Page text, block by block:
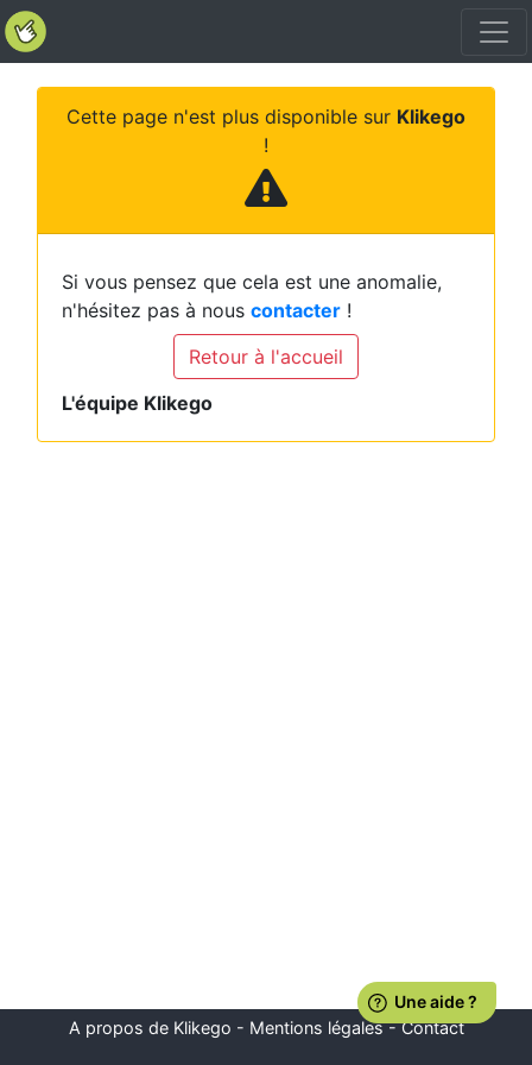
Cette page n'est plus disponible sur Klikego
!
Si vous pensez que cela est une anomalie,
n'hésitez pas à nous contacter !
Retour à l'accueil
L'équipe Klikego
A propos de Klikego - Mentions légales-Contact